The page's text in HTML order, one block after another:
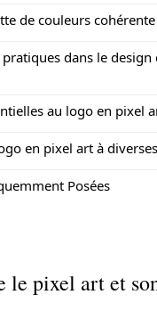
de couleurs cohérente
dans le design
au logo en pixel
en pixel art à
Posées
le pixel art et